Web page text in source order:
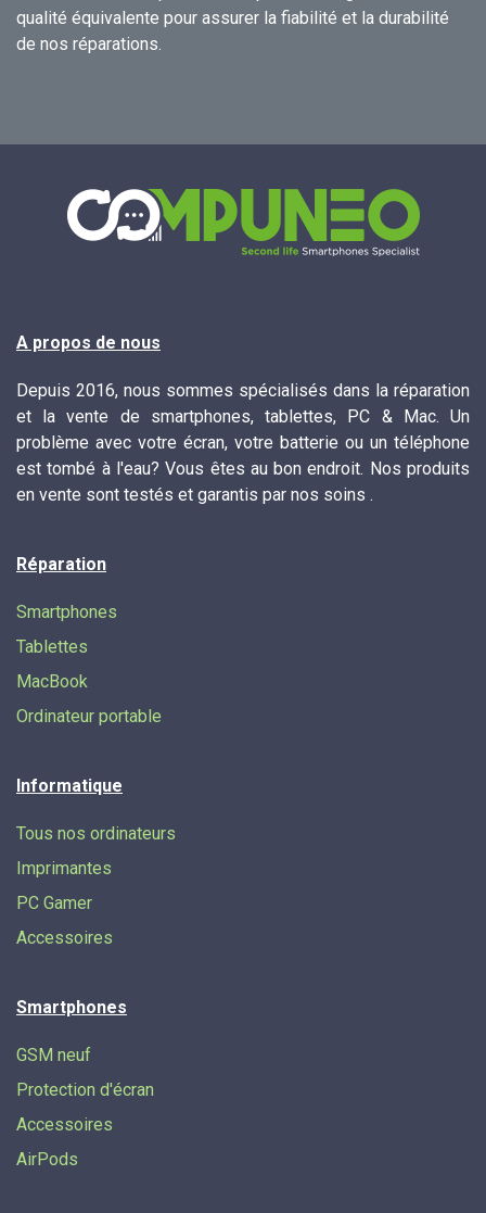
qualité équivalente pour assurer la fiabilité et la durabilité
de nos réparations.
A propos de nous
Depuis 2016, nous sommes spécialisés dans la réparation
et la vente de smartphones, tablettes, PC & Mac. Un
problème avec votre écran, votre batterie ou un téléphone
est tombé à l'eau? Vous êtes au bon endroit. Nos produits
en vente sont testés et garantis par nos soins .
Réparation
Smartphones
Tablettes
MacBook
Ordinateur portable
Informatique
Tous nos ordinateurs
Imprimantes
PC Gamer
Accessoires
Smartphones
GSM neuf
Protection d'écran
Accessoires
AirPods